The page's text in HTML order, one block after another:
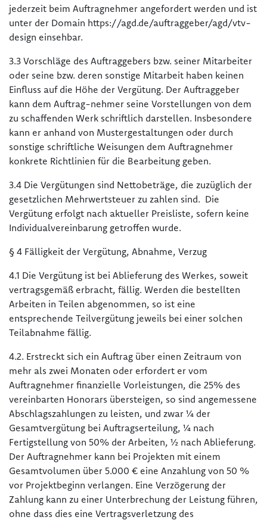
jederzeit beim Auftragnehmer angefordert werden und ist
unter der Domain https://agd.de/auftraggeber/agd/vtv-
design einsehbar.
3.3 Vorschläge des Auftraggebers bzw. seiner Mitarbeiter
oder seine bzw. deren sonstige Mitarbeit haben keinen
Einfluss auf die Höhe der Vergütung. Der Auftraggeber
kann dem Auftrag-nehmer seine Vorstellungen von dem
zu schaffenden Werk schriftlich darstellen. Insbesondere
kann er anhand von Mustergestaltungen oder durch
sonstige schriftliche Weisungen dem Auftragnehmer
konkrete Richtlinien für die Bearbeitung geben.
3.4 Die Vergütungen sind Nettobeträge, die zuzüglich der
gesetzlichen Mehrwertsteuer zu zahlen sind. Die
Vergütung erfolgt nach aktueller Preisliste, sofern keine
Individualvereinbarung getroffen wurde.
§ 4 Fälligkeit der Vergütung, Abnahme, Verzug
4.1 Die Vergütung ist bei Ablieferung des Werkes, soweit
vertragsgemäß erbracht, fällig. Werden die bestellten
Arbeiten in Teilen abgenommen, so ist eine
entsprechende Teilvergütung jeweils bei einer solchen
Teilabnahme fällig.
4.2. Erstreckt sich ein Auftrag über einen Zeitraum von
mehr als zwei Monaten oder erfordert er vom
Auftragnehmer finanzielle Vorleistungen, die 25% des
vereinbarten Honorars übersteigen, so sind angemessene
Abschlagszahlungen zu leisten, und zwar ¼ der
Gesamtvergütung bei Auftragserteilung, ¼ nach
Fertigstellung von 50% der Arbeiten, ½ nach Ablieferung.
Der Auftragnehmer kann bei Projekten mit einem
Gesamtvolumen über 5.000 € eine Anzahlung von 50 %
vor Projektbeginn verlangen. Eine Verzögerung der
Zahlung kann zu einer Unterbrechung der Leistung führen,
ohne dass dies eine Vertragsverletzung des